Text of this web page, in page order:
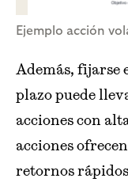
Ejemplo acción
Además, fijarse
plazo puede
acciones con
acciones
retornos